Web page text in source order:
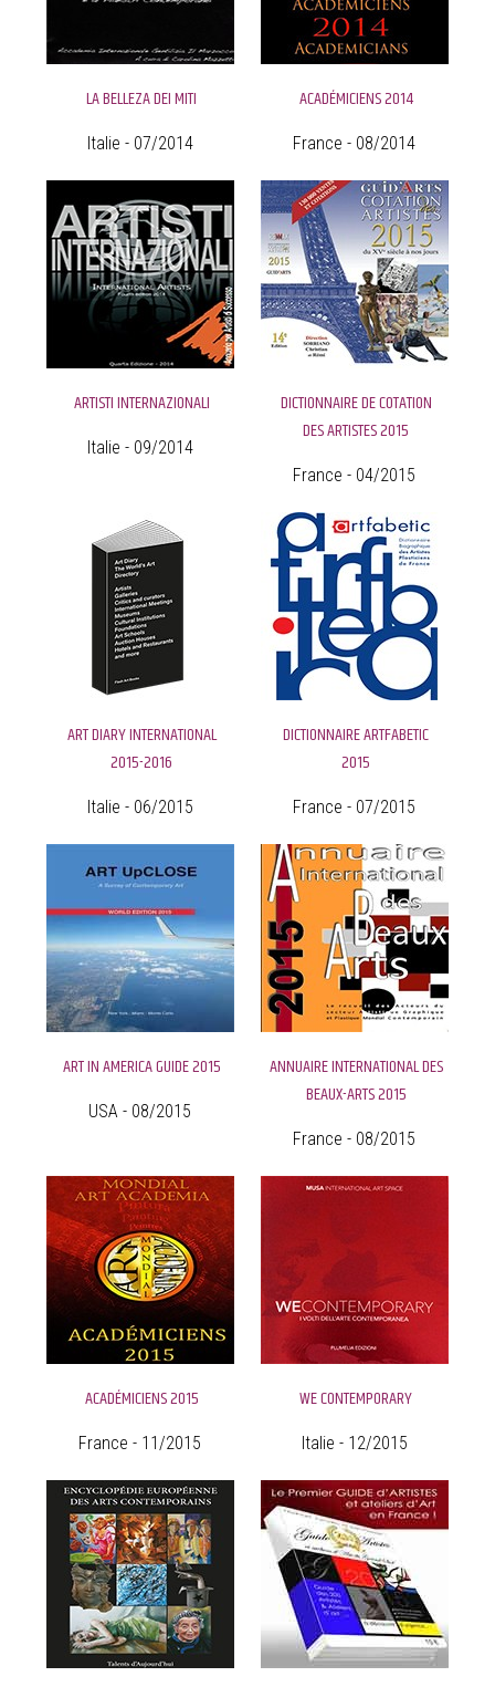
LA BELLEZA DEI MITI
Italie - 07/2014
ACADÉMICIENS 2014
France - 08/2014
ARTISTI INTERNAZIONALI
Italie - 09/2014
DICTIONNAIRE DE COTATION
DES ARTISTES 2015
France - 04/2015
ART DIARY INTERNATIONAL
2015-2016
Italie - 06/2015
DICTIONNAIRE ARTFABETIC
2015
France - 07/2015
ART IN AMERICA GUIDE 2015
USA - 08/2015
ANNUAIRE INTERNATIONAL DES
BEAUX-ARTS 2015
France - 08/2015
ACADÉMICIENS 2015
France - 11/2015
WE CONTEMPORARY
Italie - 12/2015